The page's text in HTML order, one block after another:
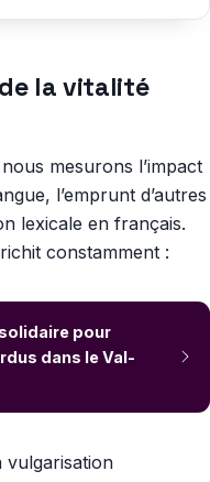
la vitalité
mesurons l’impact
l’emprunt d’autres
lexicale en français.
constamment :
pour
dans le Val-
vulgarisation